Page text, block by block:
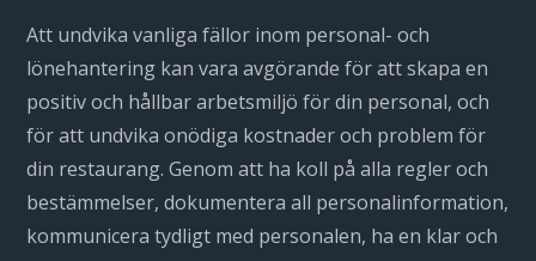
Att undvika vanliga fällor inom personal- och
lönehantering kan vara avgörande för att skapa en
positiv och hållbar arbetsmiljö för din personal, och
för att undvika onödiga kostnader och problem för
din restaurang. Genom att ha koll på alla regler och
bestämmelser, dokumentera all personalinformation,
kommunicera tydligt med personalen, ha en klar och